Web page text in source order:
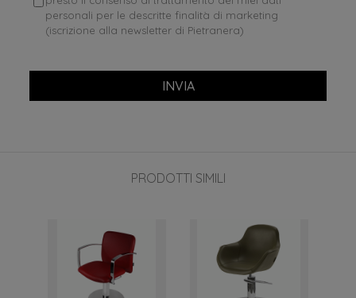
personali per le descritte finalità di marketing
(iscrizione alla newsletter di Pietranera)
INVIA
PRODOTTI SIMILI